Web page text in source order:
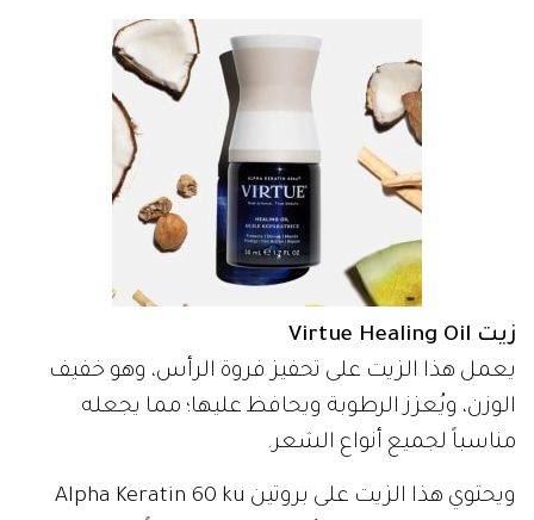
زيت Virtue Healing Oil
يعمل هذا الزيت على تحفيز فروة الرأس، وهو خفيف
الوزن، ويُعزز الرطوبة ويحافظ عليها؛ مما يجعله
مناسباً لجميع أنواع الشعر.
ويحتوي هذا الزيت على بروتين Alpha Keratin 60 ku